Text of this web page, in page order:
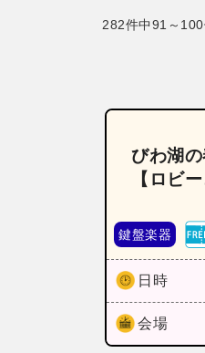
282件中91～
びわ湖
【ロビ
鍵盤楽器
日時
会場